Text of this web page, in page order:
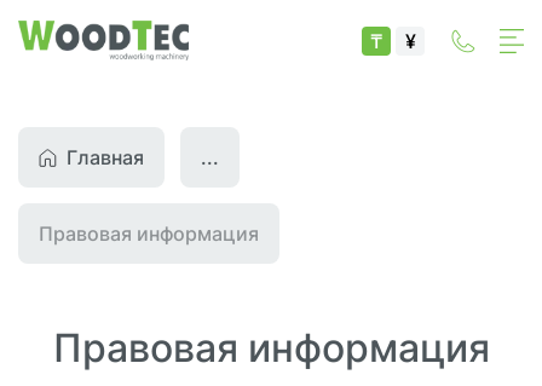
₸ ¥
Главная
Правовая информация
...
Правовая информация